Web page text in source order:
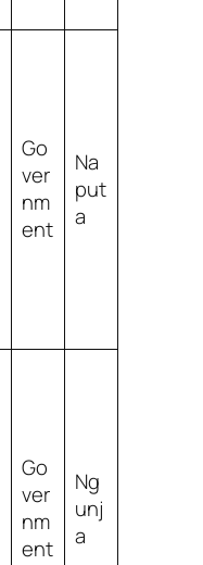
Go
ver
nm
ent
Na
put
a
Go
ver
nm
ent
Ng
unj
a